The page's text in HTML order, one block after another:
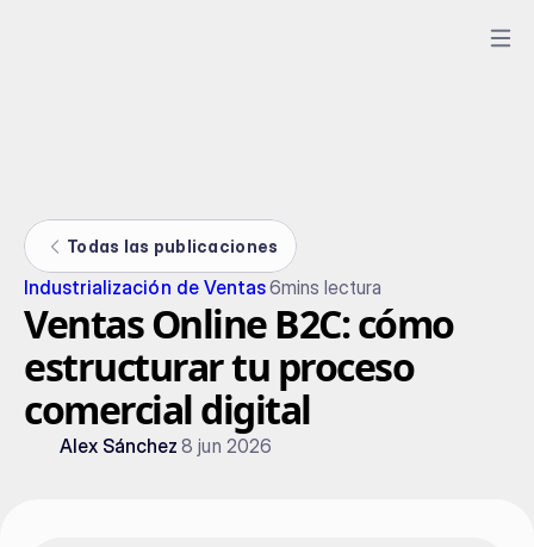
Todas las publicaciones
Industrialización de Ventas6mins lectura
Ventas Online B2C: cómo
estructurar tu proceso
comercial digital
Alex Sánchez 8 jun 2026